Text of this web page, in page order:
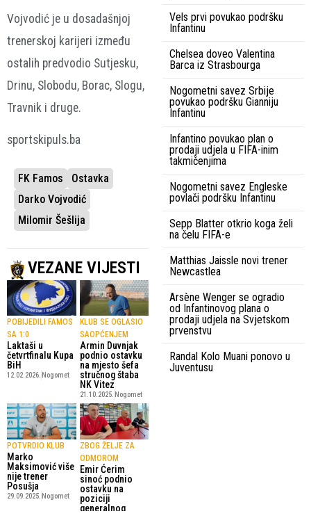
Vojvodić je u dosadašnjoj
trenerskoj karijeri između
ostalih predvodio Sutjesku,
Drinu, Slobodu, Borac, Slogu,
Travnik i druge.
sportskipuls.ba
FK Famos
Ostavka
Darko Vojvodić
Milomir Šešlija
VEZANE VIJESTI
POBIJEDILI FAMOS
SA 1:0
Laktaši u
četvrtfinalu Kupa
BiH
12.02.2026. Nogomet
KLUB SE OGLASIO
SAOPĆENJEM
Armin Duvnjak
podnio ostavku
na mjesto šefa
stručnog štaba
NK Vitez
21.10.2025. Nogomet
POTVRDIO KLUB
Marko
Maksimović više
nije trener
Posušja
29.09.2025. Nogomet
ZBOG ŽELJE ZA
ODMOROM
Emir Ćerim
sinoć podnio
ostavku na
poziciji
generalnog
Vels prvi povukao podršku
Infantinu
Chelsea doveo Valentina
Barca iz Strasbourga
Nogometni savez Srbije
povukao podršku Gianniju
Infantinu
Infantino povukao plan o
prodaji udjela u FIFA-inim
takmičenjima
Nogometni savez Engleske
povlači podršku Infantinu
Sepp Blatter otkrio koga želi
na čelu FIFA-e
Matthias Jaissle novi trener
Newcastlea
Arsène Wenger se ogradio
od Infantinovog plana o
prodaji udjela na Svjetskom
prvenstvu
Randal Kolo Muani ponovo u
Juventusu